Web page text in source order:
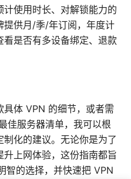
使用时长、对解锁能力的
提供月/季/年订阅，年度计
是否有多设备绑定、退款
体 VPN 的细节，或者需
佳服务器清单，我可以根
化的建议。无论你是为了
上网体验，这份指南都旨
智的选择，并快速把 VPN